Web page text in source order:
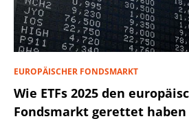
EUROPÄISCHER FONDSMARKT
Wie ETFs 2025 den
Fondsmarkt gerettet haben